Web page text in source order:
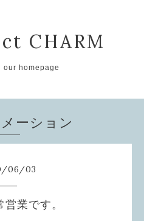
CHARM
our homepage
ーション
/06/03
業です。